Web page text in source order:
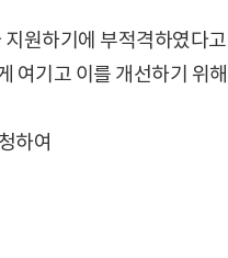
원하기에 부적격하였다
기고 이를 개선하기 위
하여